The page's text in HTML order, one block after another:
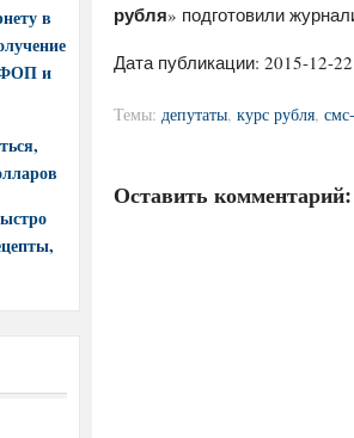
рубля» подготовили
Дата публикации: 2015-12-
Темы: депутаты, курс рубля,
Оставить комментарий:
в
ФОП и